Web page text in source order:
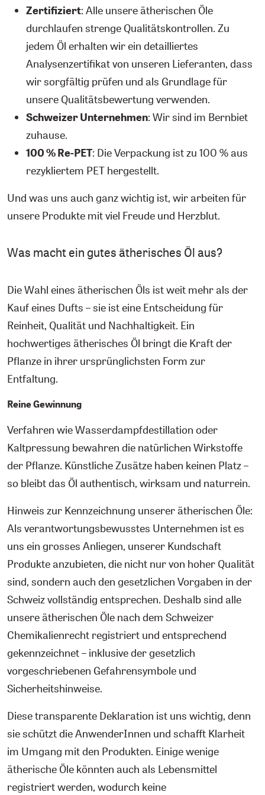
Zertifiziert: Alle unsere ätherischen Öle
durchlaufen strenge Qualitätskontrollen. Zu
jedem Öl erhalten wir ein detailliertes
Analysenzertifikat von unseren Lieferanten, dass
wir sorgfältig prüfen und als Grundlage für
unsere Qualitätsbewertung verwenden.
Schweizer Unternehmen: Wir sind im Bernbiet
zuhause.
100 % Re-PET: Die Verpackung ist zu 100 % aus
rezykliertem PET hergestellt.
Und was uns auch ganz wichtig ist, wir arbeiten für
unsere Produkte mit viel Freude und Herzblut.
Was macht ein gutes ätherisches Öl aus?
Die Wahl eines ätherischen Öls ist weit mehr als der
Kauf eines Dufts – sie ist eine Entscheidung für
Reinheit, Qualität und Nachhaltigkeit. Ein
hochwertiges ätherisches Öl bringt die Kraft der
Pflanze in ihrer ursprünglichsten Form zur
Entfaltung.
Reine Gewinnung
Verfahren wie Wasserdampfdestillation oder
Kaltpressung bewahren die natürlichen Wirkstoffe
der Pflanze. Künstliche Zusätze haben keinen Platz –
so bleibt das Öl authentisch, wirksam und naturrein.
Hinweis zur Kennzeichnung unserer ätherischen Öle:
Als verantwortungsbewusstes Unternehmen ist es
uns ein grosses Anliegen, unserer Kundschaft
Produkte anzubieten, die nicht nur von hoher Qualität
sind, sondern auch den gesetzlichen Vorgaben in der
Schweiz vollständig entsprechen. Deshalb sind alle
unsere ätherischen Öle nach dem Schweizer
Chemikalienrecht registriert und entsprechend
gekennzeichnet – inklusive der gesetzlich
vorgeschriebenen Gefahrensymbole und
Sicherheitshinweise.
Diese transparente Deklaration ist uns wichtig, denn
sie schützt die AnwenderInnen und schafft Klarheit
im Umgang mit den Produkten. Einige wenige
ätherische Öle könnten auch als Lebensmittel
registriert werden, wodurch keine